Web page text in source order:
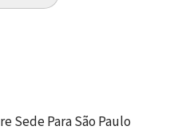
Sede Para São Paulo